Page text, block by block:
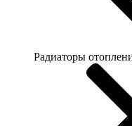
Радиаторы